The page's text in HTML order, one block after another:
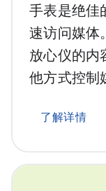
手表是绝佳
速访问媒体
放心仪的内
他方式控制
了解详情